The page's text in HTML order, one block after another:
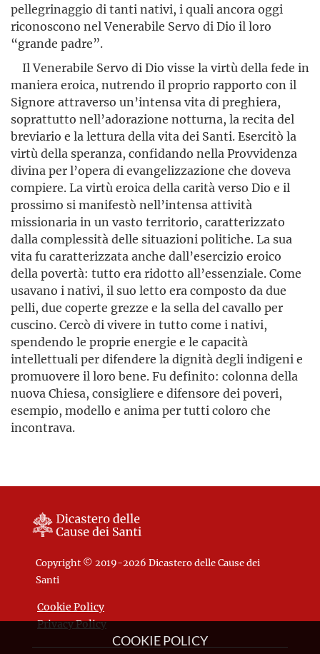
pellegrinaggio di tanti nativi, i quali ancora oggi
riconoscono nel Venerabile Servo di Dio il loro
“grande padre”.
Il Venerabile Servo di Dio visse la virtù della fede in
maniera eroica, nutrendo il proprio rapporto con il
Signore attraverso un’intensa vita di preghiera,
soprattutto nell’adorazione notturna, la recita del
breviario e la lettura della vita dei Santi. Esercitò la
virtù della speranza, confidando nella Provvidenza
divina per l’opera di evangelizzazione che doveva
compiere. La virtù eroica della carità verso Dio e il
prossimo si manifestò nell’intensa attività
missionaria in un vasto territorio, caratterizzato
dalla complessità delle situazioni politiche. La sua
vita fu caratterizzata anche dall’esercizio eroico
della povertà: tutto era ridotto all’essenziale. Come
usavano i nativi, il suo letto era composto da due
pelli, due coperte grezze e la sella del cavallo per
cuscino. Cercò di vivere in tutto come i nativi,
spendendo le proprie energie e le capacità
intellettuali per difendere la dignità degli indigeni e
promuovere il loro bene. Fu definito: colonna della
nuova Chiesa, consigliere e difensore dei poveri,
esempio, modello e anima per tutti coloro che
incontrava.
Copyright © 2019-2026 Dicastero delle Cause dei
Santi
Cookie Policy
Privacy Policy
COOKIE POLICY